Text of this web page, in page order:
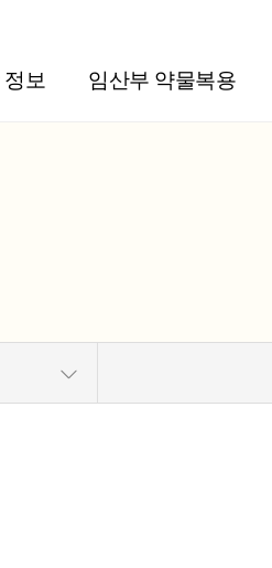
보 임산부 약물복용